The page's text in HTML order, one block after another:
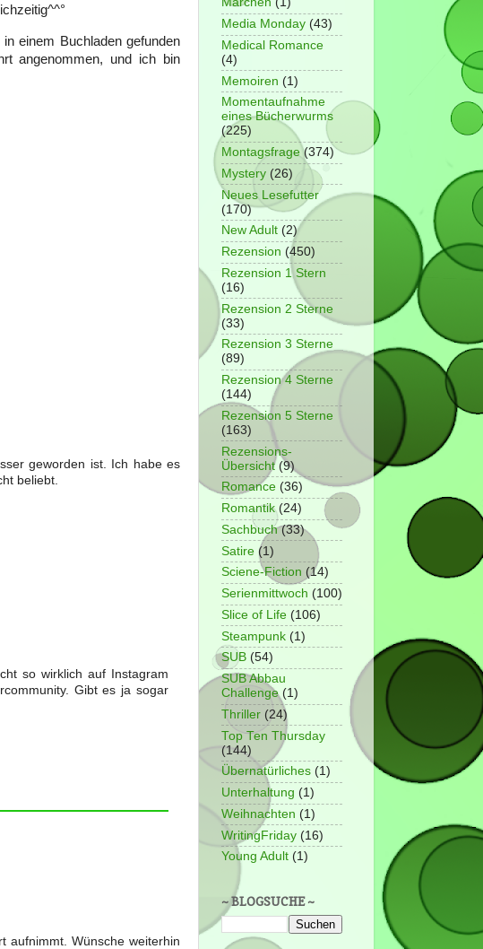
einem Buchladen gefunden
angenommen, und ich bin
geworden ist. Ich habe es
beliebt.
so wirklich auf Instagram
Gibt es ja sogar
aufnimmt. Wünsche weiterhin
Media Monday (43)
Medical Romance
(4)
Memoiren (1)
Momentaufnahme
eines Bücherwurms
(225)
Montagsfrage (374)
Mystery (26)
Neues Lesefutter
(170)
New Adult (2)
Rezension (450)
Rezension 1 Stern
(16)
Rezension 2 Sterne
(33)
Rezension 3 Sterne
(89)
Rezension 4 Sterne
(144)
Rezension 5 Sterne
(163)
Rezensions-
Übersicht (9)
Romance (36)
Romantik (24)
Sachbuch (33)
Satire (1)
Sciene-Fiction (14)
Serienmittwoch (100)
Slice of Life (106)
Steampunk (1)
SUB (54)
SUB Abbau
Challenge (1)
Thriller (24)
Top Ten Thursday
(144)
Übernatürliches (1)
Unterhaltung (1)
Weihnachten (1)
WritingFriday (16)
Young Adult (1)
~ BLOGSUCHE ~